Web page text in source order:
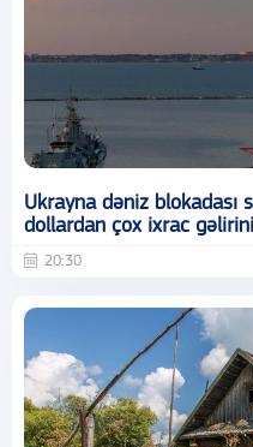
Ukrayna dəniz blokadası
dollardan çox ixrac
20:30